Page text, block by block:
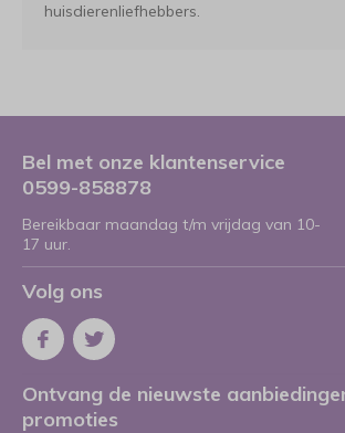
huisdierenliefhebbers.
Bel met onze klantenservice
0599-858878
Bereikbaar maandag t/m vrijdag van 10-
17 uur.
Volg ons
Ontvang de nieuwste
promoties